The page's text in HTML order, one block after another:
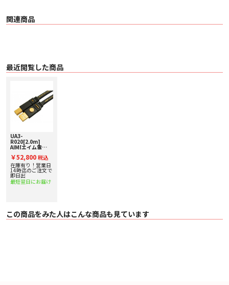
関連商品
最近閲覧した商品
UA3-
R020[2.0m]
AIM[エイム電
ル
￥52,800 税込
在庫有り！営業日
14時迄のご注文で
即日出
最短翌日にお届け
この商品をみた人はこんな商品も見ています